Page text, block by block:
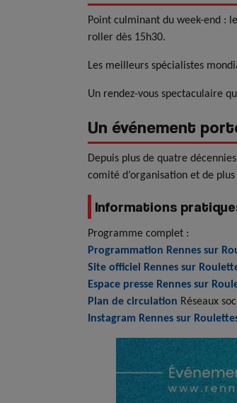
Point culminant du week-end : le
roller dès 15h30.
Les meilleurs spécialistes
Un rendez-vous spectaculaire
Un événement
Depuis plus de quatre
comité d’organisation et de
Informations
Programme complet :
Programmation Rennes sur
Site officiel Rennes sur
Espace presse Rennes sur
Plan de circulation Réseaux
Instagram Rennes sur